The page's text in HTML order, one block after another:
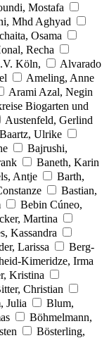
Mostafa
Mhd Aghyad
Osama
Recha
Köln,
Alvarado
Ameling, Anne
Arami Azal, Negin
Biogarten und
Austenfeld, Gerlind
Baartz, Ulrike
Bajrushi,
Baneth, Karin
Antje
Barth,
Bastian,
Bebin Cúneo,
Martina
Kassandra
Larissa
Berg-
Kimeridze, Irma
Kristina
Christian
Julia
Blum,
Böhmelmann,
Bösterling,